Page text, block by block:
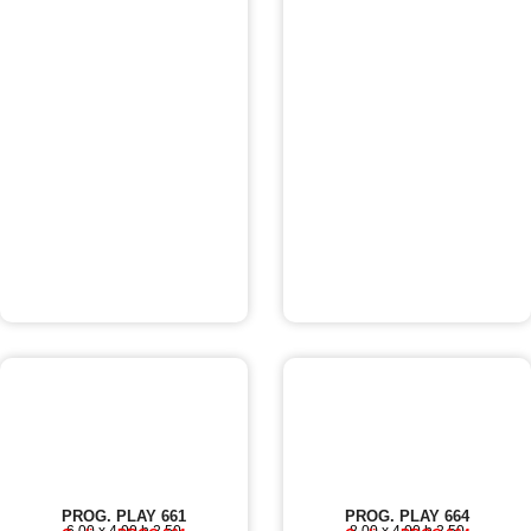
PROG. PLAY 661 PROG. PLAY 664